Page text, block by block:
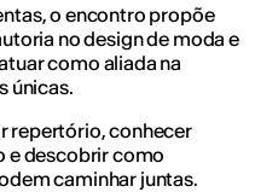
o encontro propõe
no design de moda e
como aliada na
únicas.
repertório, conhecer
e descobrir como
caminhar juntas.